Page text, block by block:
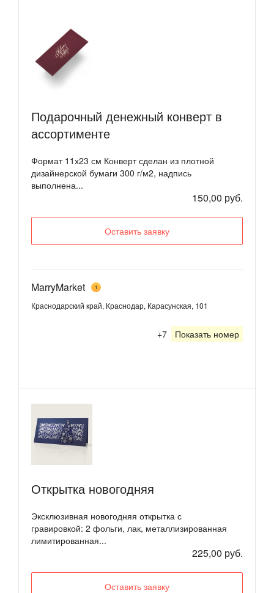
Подарочный денежный конверт в
ассортименте
Формат 11х23 см Конверт сделан из плотной
дизайнерской бумаги 300 г/м2, надпись
выполнена...
150,00 руб.
Оставить заявку
MarryMarket 1
Краснодарский край, Краснодар, Карасунская, 101
+7 Показать номер
Открытка новогодняя
Эксклюзивная новогодняя открытка с
гравировкой: 2 фольги, лак, металлизированная
лимитированная...
225,00 руб.
Оставить заявку